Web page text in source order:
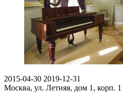
2015-04-30 2019-12-31
Москва, ул. Летняя, дом 1, корп. 1